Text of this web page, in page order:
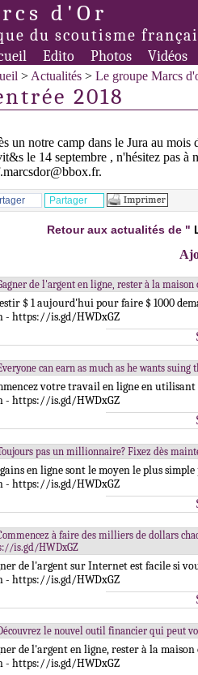
d'Or
du scoutisme
Edito Photos Vidéos
> Actualités > Le groupe Marcs
2018
un notre camp dans le Jura au mois
le 14 septembre , n'hésitez pas à
Partager
Retour aux actualités de "
de l'argent en ligne, rester à la
$ 1 aujourd'hui pour faire $ 1000
- https://is.gd/HWDxGZ
can earn as much as he wants
votre travail en ligne en
- https://is.gd/HWDxGZ
pas un millionnaire? Fixez dès
gains en ligne sont le moyen le plus
- https://is.gd/HWDxGZ
à faire des milliers de dollars
is.gd/HWDxGZ
de l'argent sur Internet est facile si
- https://is.gd/HWDxGZ
le nouvel outil financier qui peut
de l'argent en ligne, rester à la
- https://is.gd/HWDxGZ